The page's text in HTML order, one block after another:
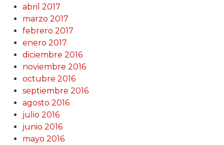
abril 2017
marzo 2017
febrero 2017
enero 2017
diciembre 2016
noviembre 2016
octubre 2016
septiembre 2016
agosto 2016
julio 2016
junio 2016
mayo 2016